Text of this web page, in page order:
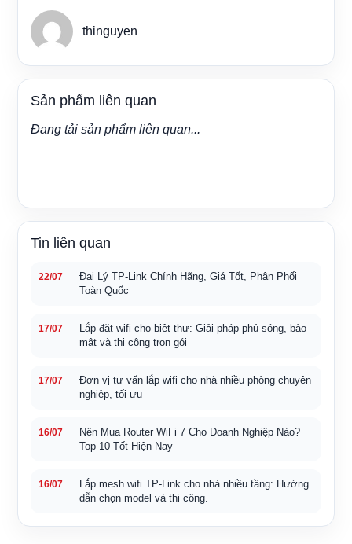
thinguyen
Sản phẩm liên quan
Đang tải sản phẩm liên quan...
Tin liên quan
22/07
Đại Lý TP-Link Chính Hãng, Giá Tốt, Phân Phối
Toàn Quốc
17/07
Lắp đặt wifi cho biệt thự: Giải pháp phủ sóng, bảo
mật và thi công trọn gói
17/07
Đơn vị tư vấn lắp wifi cho nhà nhiều phòng chuyên
nghiệp, tối ưu
16/07
Nên Mua Router WiFi 7 Cho Doanh Nghiệp Nào?
Top 10 Tốt Hiện Nay
16/07
Lắp mesh wifi TP-Link cho nhà nhiều tầng: Hướng
dẫn chọn model và thi công.